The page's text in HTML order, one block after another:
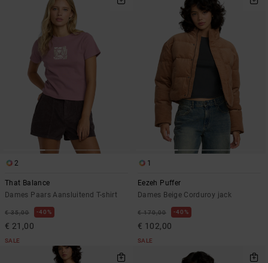
2
That Balance
Dames Paars Aansluitend T-shirt
€ 35,00 40%
€ 21,00
SALE
1
Eezeh Puffer
Dames Beige Corduroy jack
€ 170,00 40%
€ 102,00
SALE